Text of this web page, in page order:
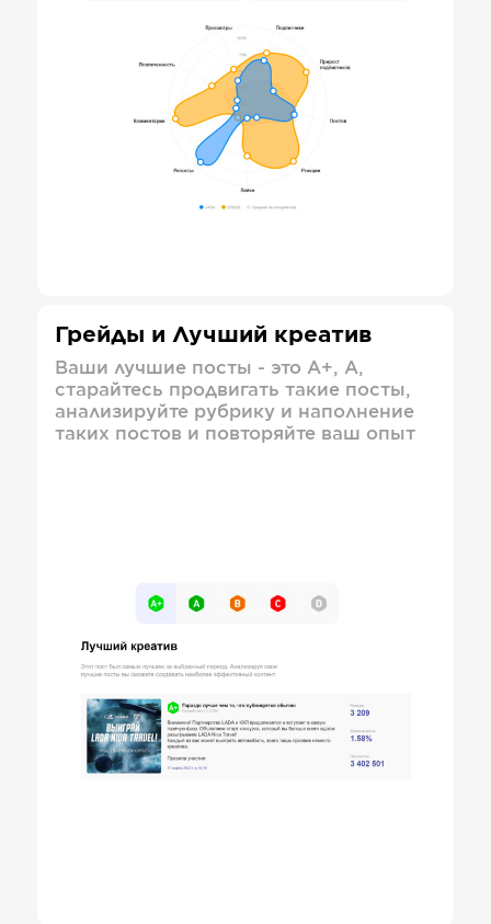
Грейды и Лучший креатив
Ваши лучшие посты - это А+, А,
старайтесь продвигать такие посты,
анализируйте рубрику и наполнение
таких постов и повторяйте ваш опыт